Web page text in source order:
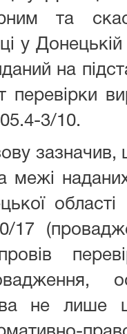
та
у
на
перевірки
3/10.
зазначив,
межі
17
не лише